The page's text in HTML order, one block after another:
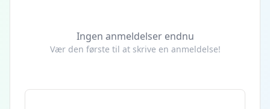
Ingen anmeldelser endnu
Vær den første til at skrive en anmeldelse!